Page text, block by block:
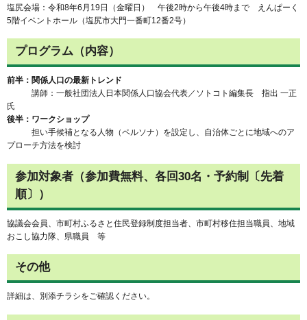
塩尻会場：令和8年6月19日（金曜日） 午後2時から午後4時まで えんぱーく
5階イベントホール（塩尻市大門一番町12番2号）
プログラム（内容）
前半：関係人口の最新トレンド
講師：一般社団法人日本関係人口協会代表／ソトコト編集長 指出 一正
氏
後半：ワークショップ
担い手候補となる人物（ペルソナ）を設定し、自治体ごとに地域へのア
プローチ方法を検討
参加対象者（参加費無料、各回30名・予約制〔先着
順〕）
協議会会員、市町村ふるさと住民登録制度担当者、市町村移住担当職員、地域
おこし協力隊、県職員 等
その他
詳細は、別添チラシをご確認ください。